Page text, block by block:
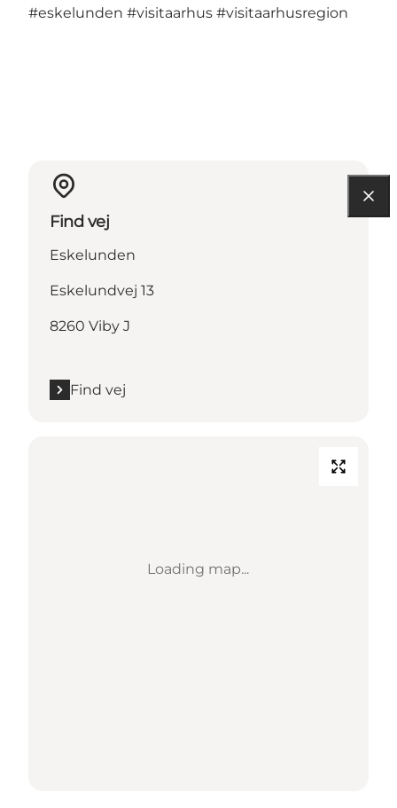
#eskelunden #visitaarhus #visitaarhusregion
Find vej
Eskelunden
Eskelundvej 13
8260 Viby J
Find vej
Loading map...